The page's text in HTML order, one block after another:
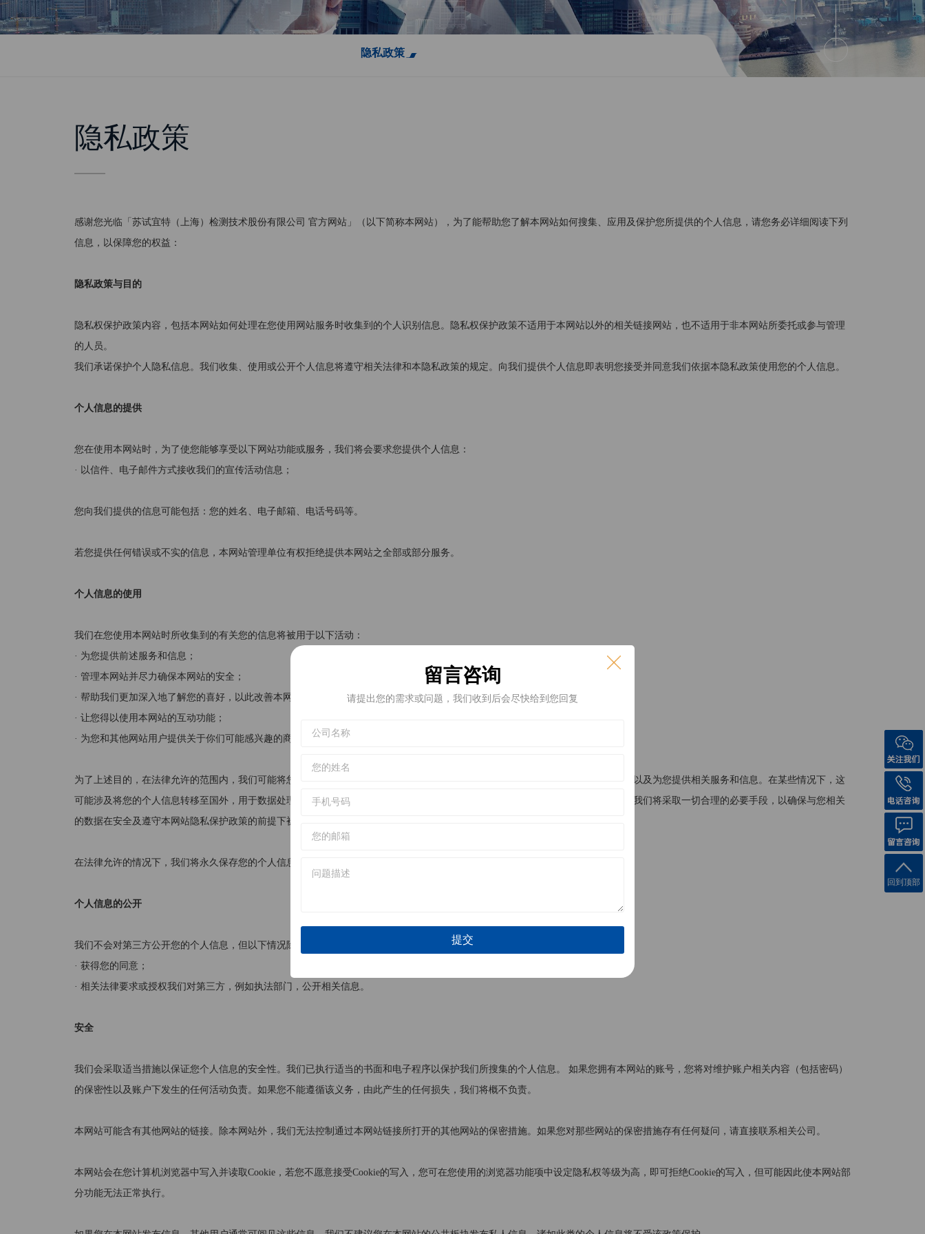
隐私政策
隐私政策
感谢您光临「苏试宜特（上海）检测技术股份有限公司 官方网站」（以下简称本网站），为了能帮助您了解本网站如何搜集、应用及保护您所提供的个人信息，请您务必详细阅读下列
信息，以保障您的权益：
隐私政策与目的
隐私权保护政策内容，包括本网站如何处理在您使用网站服务时收集到的个人识别信息。隐私权保护政策不适用于本网站以外的相关链接网站，也不适用于非本网站所委托或参与管理
的人员。
我们承诺保护个人隐私信息。我们收集、使用或公开个人信息将遵守相关法律和本隐私政策的规定。向我们提供个人信息即表明您接受并同意我们依据本隐私政策使用您的个人信息。
个人信息的提供
您在使用本网站时，为了使您能够享受以下网站功能或服务，我们将会要求您提供个人信息：
· 以信件、电子邮件方式接收我们的宣传活动信息；
您向我们提供的信息可能包括：您的姓名、电子邮箱、电话号码等。
若您提供任何错误或不实的信息，本网站管理单位有权拒绝提供本网站之全部或部分服务。
个人信息的使用
我们在您使用本网站时所收集到的有关您的信息将被用于以下活动：
· 为您提供前述服务和信息；
· 管理本网站并尽力确保本网站的安全；
· 帮助我们更加深入地了解您的喜好，以此改善本网站及其服务质量；
· 让您得以使用本网站的互动功能；
· 为您和其他网站用户提供关于你们可能感兴趣的商品或服务的建议和推荐。
为了上述目的，在法律允许的范围内，我们可能将您的个人信息与我们的关联公司或与我们合作的第三方分享，以便更好的管理网站以及为您提供相关服务和信息。在某些情况下，这
可能涉及将您的个人信息转移至国外，用于数据处理和储存。向我们提供个人信息即表示您明确同意我们以此种方式使用您的信息。
我们将采取一切合理的必要手段，以确保与您相关
的数据在安全及遵守本网站隐私保护政策的前提下被使用。
在法律允许的情况下，我们将永久保存您的个人信息。
个人信息的公开
我们不会对第三方公开您的个人信息，但以下情况除外：
· 获得您的同意；
· 相关法律要求或授权我们对第三方，例如执法部门，公开相关信息。
安全
我们会采取适当措施以保证您个人信息的安全性。我们已执行适当的书面和电子程序以保护我们所搜集的个人信息。 如果您拥有本网站的账号，您将对维护账户相关内容（包括密码）
的保密性以及账户下发生的任何活动负责。如果您不能遵循该义务，由此产生的任何损失，我们将概不负责。
本网站可能含有其他网站的链接。除本网站外，我们无法控制通过本网站链接所打开的其他网站的保密措施。如果您对那些网站的保密措施存有任何疑问，请直接联系相关公司。
本网站会在您计算机浏览器中写入并读取Cookie，若您不愿意接受Cookie的写入，您可在您使用的浏览器功能项中设定隐私权等级为高，即可拒绝Cookie的写入，但可能因此使本网站部
分功能无法正常执行。
回到顶部
留言咨询
请提出您的需求或问题，我们收到后会尽快给到您回复